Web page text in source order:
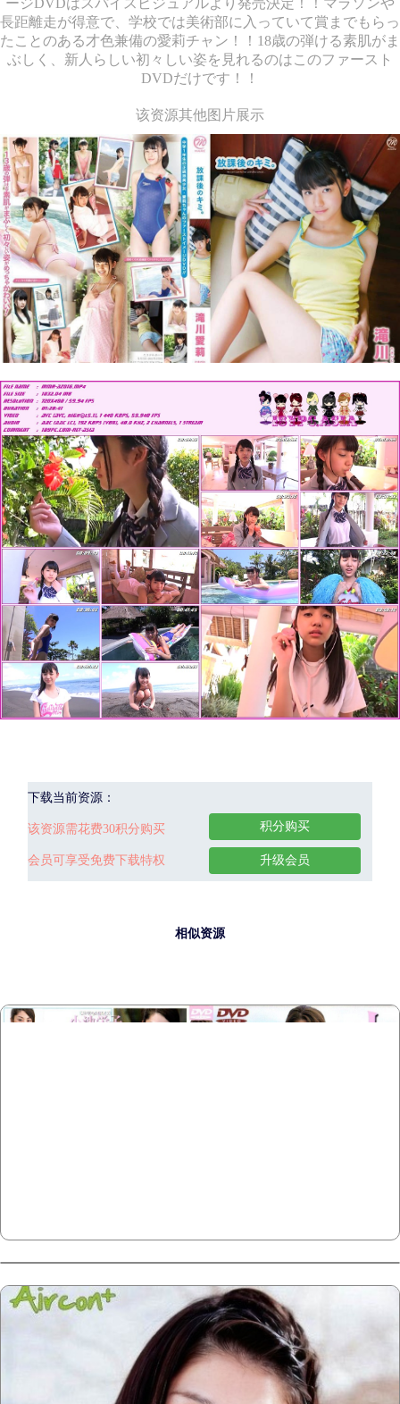
ージDVDはスパイスビジュアルより発売決定！！マラソンや
長距離走が得意で、学校では美術部に入っていて賞までもらっ
たことのある才色兼備の愛莉チャン！！18歳の弾ける素肌がま
ぶしく、新人らしい初々しい姿を見れるのはこのファースト
DVDだけです！！
该资源其他图片展示
下载当前资源：
该资源需花费30积分购买
会员可享受免费下载特权
积分购买
升级会员
相似资源